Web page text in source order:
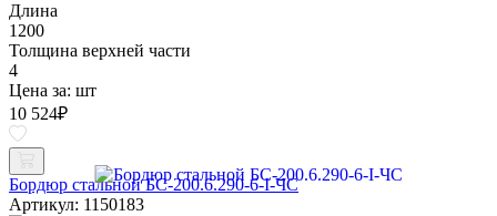
Длина
1200
Толщина верхней части
4
Цена за: шт
10 524₽
Бордюр стальной БС-200.6.290-6-I-ЧС
Артикул: 1150183